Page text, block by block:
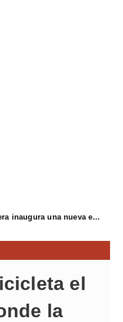
La Cebera inaugura una nueva edición de su ciclo cultural con propuestas para todos los públicos
el
la